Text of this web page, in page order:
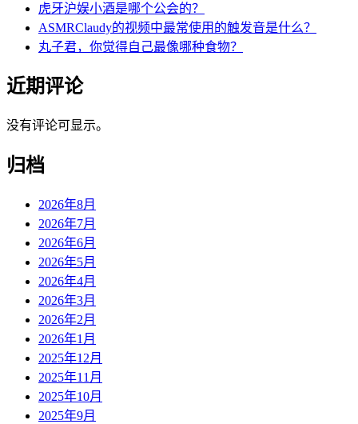
虎牙沪娱小酒是哪个公会的？
ASMRClaudy的视频中最常使用的触发音是什么？
丸子君，你觉得自己最像哪种食物？
近期评论
没有评论可显示。
归档
2026年8月
2026年7月
2026年6月
2026年5月
2026年4月
2026年3月
2026年2月
2026年1月
2025年12月
2025年11月
2025年10月
2025年9月